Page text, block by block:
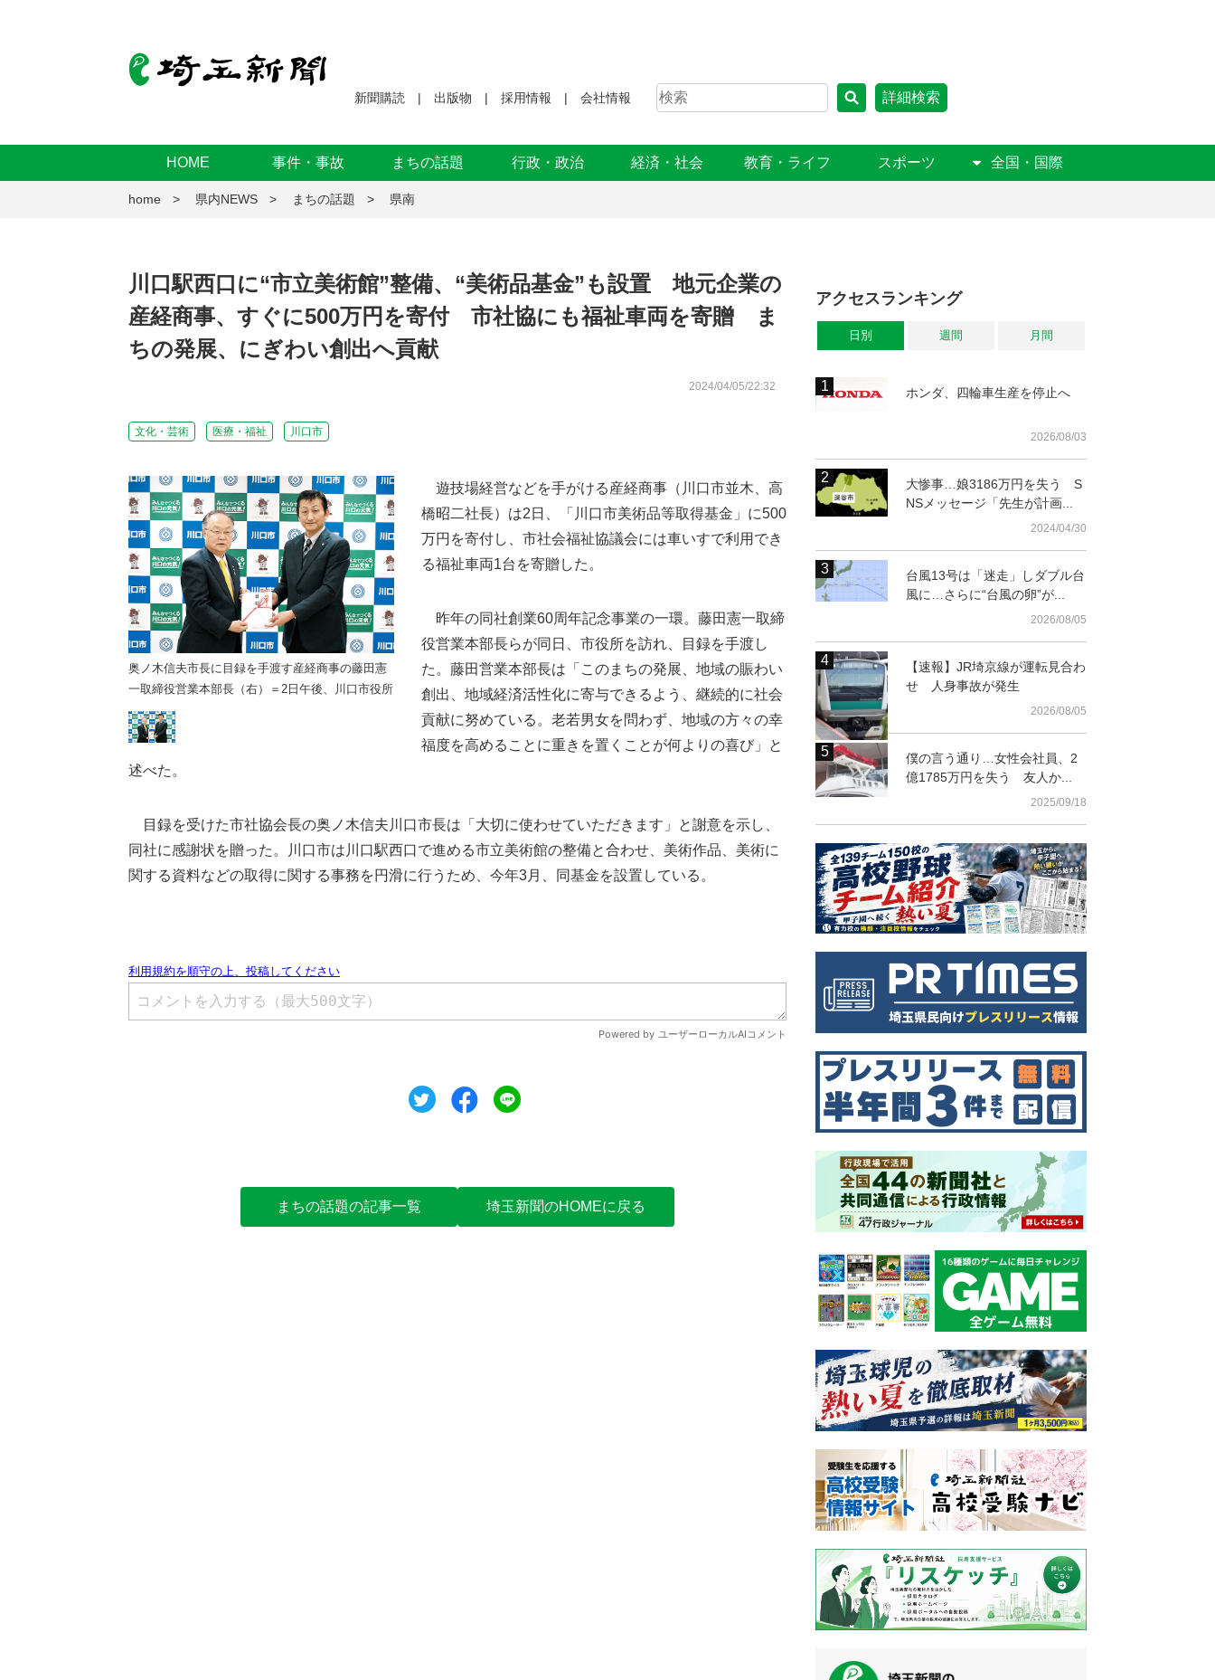
新聞購読 出版物 採用情報 会社情報 詳細検索
HOME 事件・事故 まちの話題 行政・政治 経済・社会 教育・ライフ スポーツ 全国・国際
home 県内NEWS まちの話題 県南
川口駅西口に“市立美術館”整備、“美術品基金”も設置 地元企業の
産経商事、すぐに500万円を寄付 市社協にも福祉車両を寄贈 ま
ちの発展、にぎわい創出へ貢献
2024/04/05/22:32
文化・芸術 医療・福祉 川口市
奥ノ木信夫市長に目録を手渡す産経商事の藤田憲
一取締役営業本部長（右）＝2日午後、川口市役所
奥ノ木信夫市長に目録を手渡す産経商事の藤田憲
一取締役営業本部長（右）＝2日午後、川口市役所
遊技場経営などを手がける産経商事（川口市並木、高
橋昭二社長）は2日、「川口市美術品等取得基金」に500
万円を寄付し、市社会福祉協議会には車いすで利用でき
る福祉車両1台を寄贈した。
昨年の同社創業60周年記念事業の一環。藤田憲一取締
役営業本部長らが同日、市役所を訪れ、目録を手渡し
た。藤田営業本部長は「このまちの発展、地域の賑わい
創出、地域経済活性化に寄与できるよう、継続的に社会
貢献に努めている。老若男女を問わず、地域の方々の幸
福度を高めることに重きを置くことが何よりの喜び」と
述べた。
目録を受けた市社協会長の奥ノ木信夫川口市長は「大切に使わせていただきます」と謝意を示し、
同社に感謝状を贈った。川口市は川口駅西口で進める市立美術館の整備と合わせ、美術作品、美術に
関する資料などの取得に関する事務を円滑に行うため、今年3月、同基金を設置している。
ツイートシェア
まちの話題の記事一覧 埼玉新聞のHOMEに戻る
アクセスランキング
日別 週間 月間
ホンダ、四輪車生産を停止へ
2026/08/03
大惨事…娘3186万円を失う S
NSメッセージ「先生が計画...
2024/04/30
台風13号は「迷走」しダブル台
風に…さらに“台風の卵”が...
2026/08/05
【速報】JR埼京線が運転見合わ
せ 人身事故が発生
2026/08/05
僕の言う通り…女性会社員、2
億1785万円を失う 友人か...
2025/09/18